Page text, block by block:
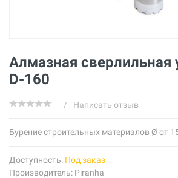
Алмазная сверлильная
D-160
/ Написать отзыв
Бурение строительных материалов Ø от
Доступность: Под заказ
Производитель: Piranha